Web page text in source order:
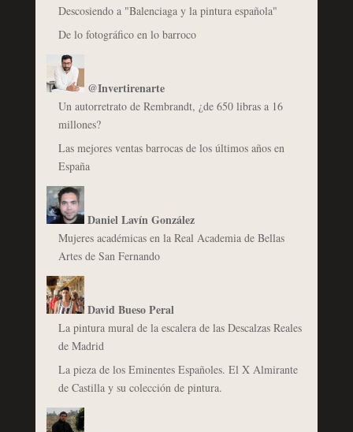
Descosiendo a "Balenciaga y la pintura española"
De lo fotográfico en lo barroco
@Invertirenarte
Un autorretrato de Rembrandt, ¿de 650 libras a 16
millones?
Las mejores ventas barrocas de los últimos años en
España
Daniel Lavín González
Mujeres académicas en la Real Academia de Bellas
Artes de San Fernando
David Bueso Peral
La pintura mural de la escalera de las Descalzas Reales
de Madrid
La pieza de los Eminentes Españoles. El X Almirante
de Castilla y su colección de pintura.